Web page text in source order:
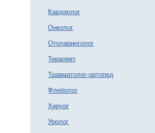
Кардиолог
Онколог
Отоларинголог
Терапевт
Травматолог-ортопед
Флеболог
Хирург
Уролог